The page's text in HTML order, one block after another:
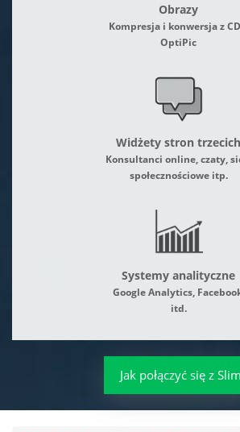
Obrazy
Kompresja i konwersja z
OptiPic
Widżety stron trzecich
Konsultanci online, czaty,
społecznościowe itp.
Systemy analityczne
Google Analytics,
itd.
Jak połączyć się z Slim